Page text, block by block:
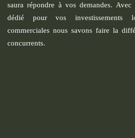
saura répondre à vos demandes.
dédié pour vos investissements
commerciales nous savons faire la
concurrents.